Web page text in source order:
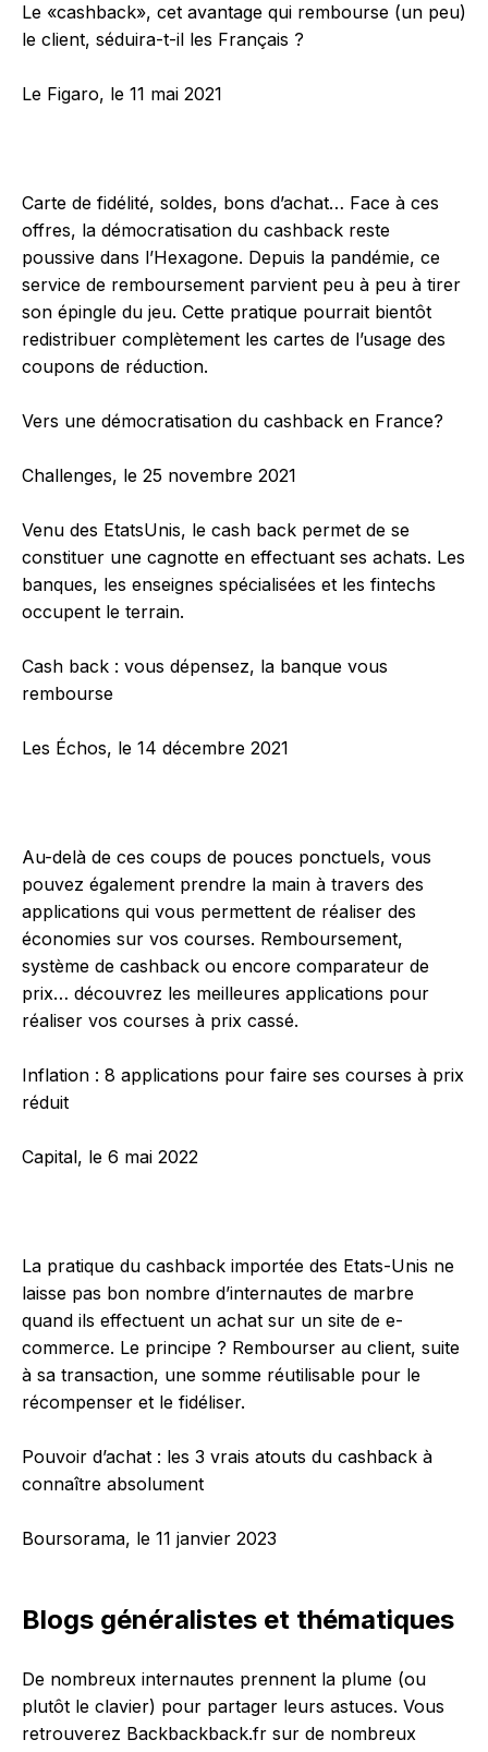
Le «cashback», cet avantage qui rembourse (un peu)
le client, séduira-t-il les Français ?
Le Figaro, le 11 mai 2021
Carte de fidélité, soldes, bons d’achat… Face à ces
offres, la démocratisation du cashback reste
poussive dans l’Hexagone. Depuis la pandémie, ce
service de remboursement parvient peu à peu à tirer
son épingle du jeu. Cette pratique pourrait bientôt
redistribuer complètement les cartes de l’usage des
coupons de réduction.
Vers une démocratisation du cashback en France?
Challenges, le 25 novembre 2021
Venu des EtatsUnis, le cash back permet de se
constituer une cagnotte en effectuant ses achats. Les
banques, les enseignes spécialisées et les fintechs
occupent le terrain.
Cash back : vous dépensez, la banque vous
rembourse
Les Échos, le 14 décembre 2021
Au-delà de ces coups de pouces ponctuels, vous
pouvez également prendre la main à travers des
applications qui vous permettent de réaliser des
économies sur vos courses. Remboursement,
système de cashback ou encore comparateur de
prix… découvrez les meilleures applications pour
réaliser vos courses à prix cassé.
Inflation : 8 applications pour faire ses courses à prix
réduit
Capital, le 6 mai 2022
La pratique du cashback importée des Etats-Unis ne
laisse pas bon nombre d’internautes de marbre
quand ils effectuent un achat sur un site de e-
commerce. Le principe ? Rembourser au client, suite
à sa transaction, une somme réutilisable pour le
récompenser et le fidéliser.
Pouvoir d’achat : les 3 vrais atouts du cashback à
connaître absolument
Boursorama, le 11 janvier 2023
Blogs généralistes et thématiques
De nombreux internautes prennent la plume (ou
plutôt le clavier) pour partager leurs astuces. Vous
retrouverez Backbackback.fr sur de nombreux